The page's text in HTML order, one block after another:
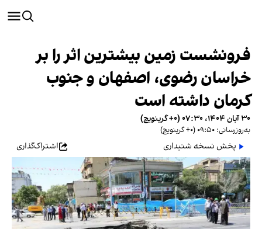
فرونشست زمین بیشترین اثر را بر
خراسان رضوی، اصفهان و جنوب
کرمان داشته است
۳۰ آبان ۱۴۰۴، ۰۷:۳۰ (‎+۰ گرینویچ)
به‌روزرسانی: ۰۹:۵۰ (‎+۰ گرینویچ)
پخش نسخه شنیداری اشتراک‌گذاری